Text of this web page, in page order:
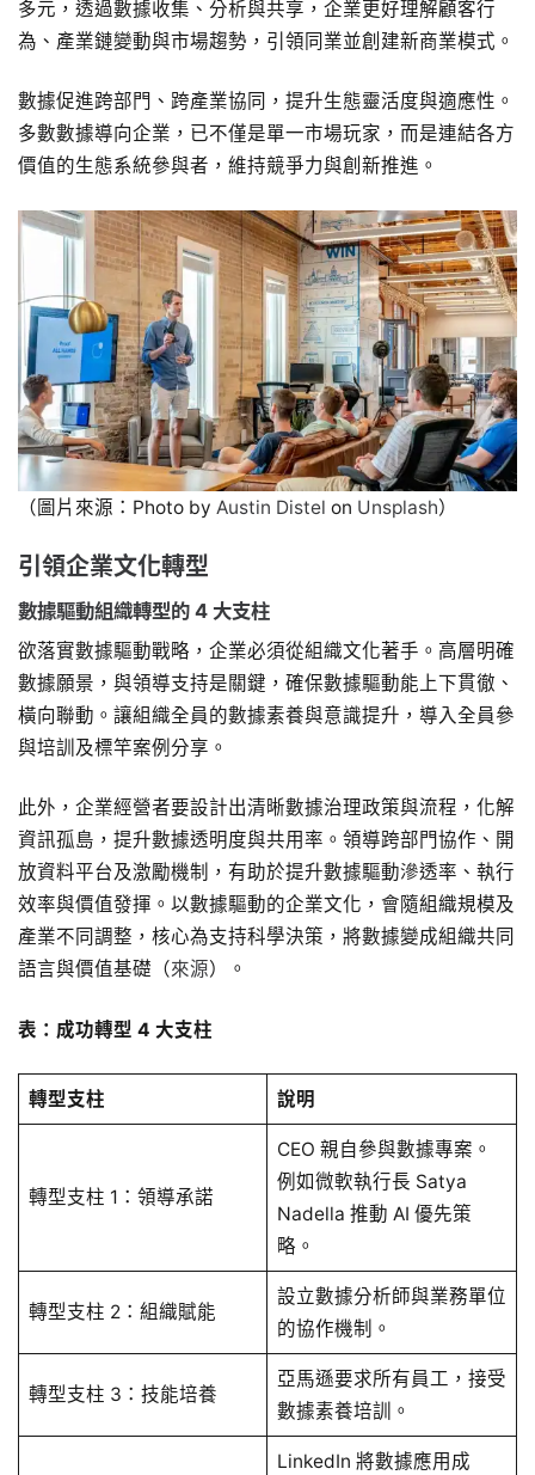
多元，透過數據收集、分析與共享，企業更好理解顧客行
為、產業鏈變動與市場趨勢，引領同業並創建新商業模式。
數據促進跨部門、跨產業協同，提升生態靈活度與適應性。
多數數據導向企業，已不僅是單一市場玩家，而是連結各方
價值的生態系統參與者，維持競爭力與創新推進。
（圖片來源：Photo by Austin Distel on Unsplash）
引領企業文化轉型
數據驅動組織轉型的 4 大支柱
欲落實數據驅動戰略，企業必須從組織文化著手。高層明確
數據願景，與領導支持是關鍵，確保數據驅動能上下貫徹、
橫向聯動。讓組織全員的數據素養與意識提升，導入全員參
與培訓及標竿案例分享。
此外，企業經營者要設計出清晰數據治理政策與流程，化解
資訊孤島，提升數據透明度與共用率。領導跨部門協作、開
放資料平台及激勵機制，有助於提升數據驅動滲透率、執行
效率與價值發揮。以數據驅動的企業文化，會隨組織規模及
產業不同調整，核心為支持科學決策，將數據變成組織共同
語言與價值基礎（來源）。
表：成功轉型 4 大支柱
轉型支柱 說明
轉型支柱 1：領導承諾
CEO 親自參與數據專案。
例如微軟執行長 Satya
Nadella 推動 AI 優先策
略。
轉型支柱 2：組織賦能
設立數據分析師與業務單位
的協作機制。
轉型支柱 3：技能培養
亞馬遜要求所有員工，接受
數據素養培訓。
LinkedIn 將數據應用成